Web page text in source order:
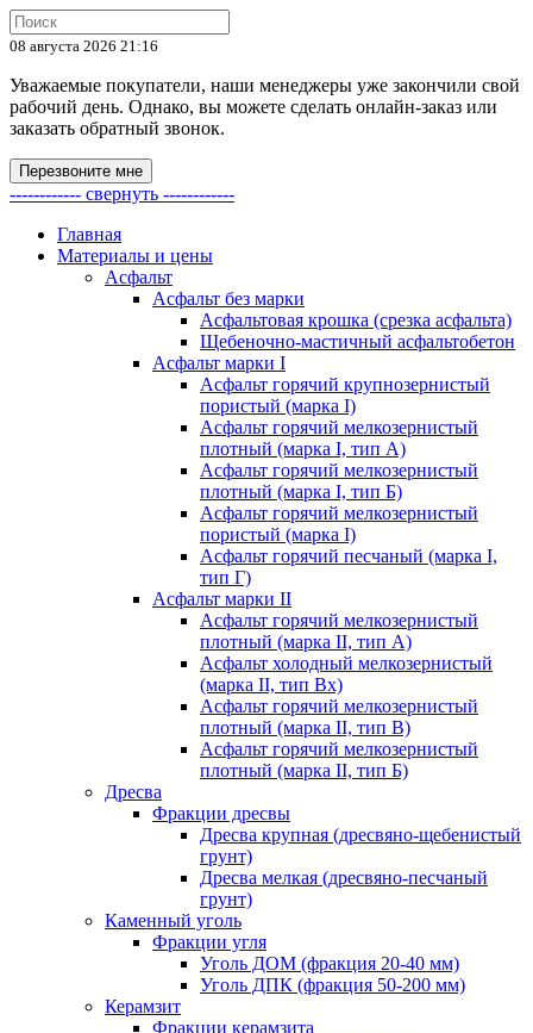
08 августа 2026 21:16
Уважаемые покупатели, наши менеджеры уже закончили свой
рабочий день. Однако, вы можете сделать онлайн-заказ или
заказать обратный звонок.
Перезвоните мне
------------ свернуть ------------
Главная
Материалы и цены
Асфальт
Асфальт без марки
Асфальтовая крошка (срезка асфальта)
Щебеночно-мастичный асфальтобетон
Асфальт марки I
Асфальт горячий крупнозернистый
пористый (марка I)
Асфальт горячий мелкозернистый
плотный (марка I, тип А)
Асфальт горячий мелкозернистый
плотный (марка I, тип Б)
Асфальт горячий мелкозернистый
пористый (марка I)
Асфальт горячий песчаный (марка I,
тип Г)
Асфальт марки II
Асфальт горячий мелкозернистый
плотный (марка II, тип А)
Асфальт холодный мелкозернистый
(марка II, тип Вх)
Асфальт горячий мелкозернистый
плотный (марка II, тип В)
Асфальт горячий мелкозернистый
плотный (марка II, тип Б)
Дресва
Фракции дресвы
Дресва крупная (дресвяно-щебенистый
грунт)
Дресва мелкая (дресвяно-песчаный
грунт)
Каменный уголь
Фракции угля
Уголь ДОМ (фракция 20-40 мм)
Уголь ДПК (фракция 50-200 мм)
Керамзит
Фракции керамзита